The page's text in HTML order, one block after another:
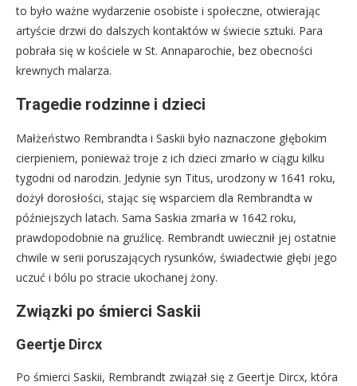
to było ważne wydarzenie osobiste i społeczne, otwierając
artyście drzwi do dalszych kontaktów w świecie sztuki. Para
pobrała się w kościele w St. Annaparochie, bez obecności
krewnych malarza.
Tragedie rodzinne i dzieci
Małżeństwo Rembrandta i Saskii było naznaczone głębokim
cierpieniem, ponieważ troje z ich dzieci zmarło w ciągu kilku
tygodni od narodzin. Jedynie syn Titus, urodzony w 1641 roku,
dożył dorosłości, stając się wsparciem dla Rembrandta w
późniejszych latach. Sama Saskia zmarła w 1642 roku,
prawdopodobnie na gruźlicę. Rembrandt uwiecznił jej ostatnie
chwile w serii poruszających rysunków, świadectwie głębi jego
uczuć i bólu po stracie ukochanej żony.
Związki po śmierci Saskii
Geertje Dircx
Po śmierci Saskii, Rembrandt związał się z Geertje Dircx, która